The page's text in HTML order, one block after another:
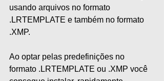
usando arquivos no formato
.LRTEMPLATE e também no formato
.XMP.
Ao optar pelas predefinições no
formato .LRTEMPLATE ou .XMP você